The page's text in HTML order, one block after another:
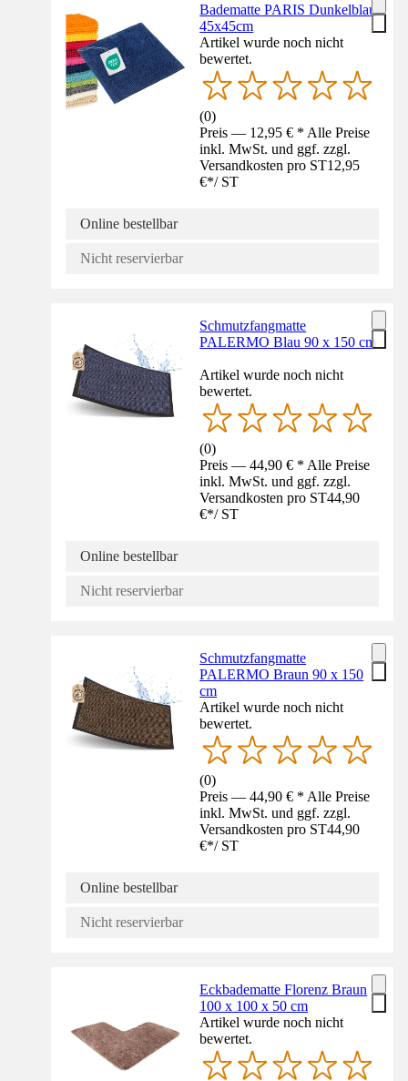
Badematte PARIS Dunkelblau
45x45cm
Artikel wurde noch nicht
bewertet.
(0)
Preis — 12,95 € * Alle Preise
inkl. MwSt. und ggf. zzgl.
Versandkosten pro ST12,95
€*/ ST
Online bestellbar
Nicht reservierbar
Schmutzfangmatte
PALERMO Blau 90 x 150 cm
Artikel wurde noch nicht
bewertet.
(0)
Preis — 44,90 € * Alle Preise
inkl. MwSt. und ggf. zzgl.
Versandkosten pro ST44,90
€*/ ST
Online bestellbar
Nicht reservierbar
Schmutzfangmatte
PALERMO Braun 90 x 150
cm
Artikel wurde noch nicht
bewertet.
(0)
Preis — 44,90 € * Alle Preise
inkl. MwSt. und ggf. zzgl.
Versandkosten pro ST44,90
€*/ ST
Online bestellbar
Nicht reservierbar
Eckbadematte Florenz Braun
100 x 100 x 50 cm
Artikel wurde noch nicht
bewertet.